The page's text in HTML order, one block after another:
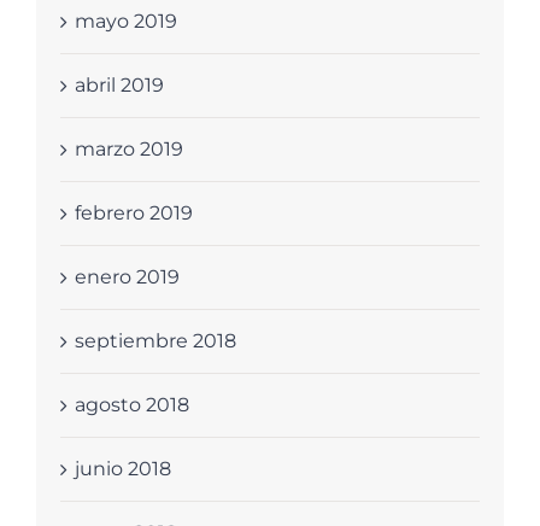
mayo 2019
abril 2019
marzo 2019
febrero 2019
enero 2019
septiembre 2018
agosto 2018
junio 2018